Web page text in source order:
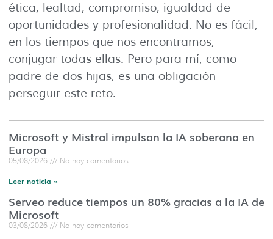
ética, lealtad, compromiso, igualdad de
oportunidades y profesionalidad. No es fácil,
en los tiempos que nos encontramos,
conjugar todas ellas. Pero para mí, como
padre de dos hijas, es una obligación
perseguir este reto.
Microsoft y Mistral impulsan la IA soberana en
Europa
05/08/2026 No hay comentarios
Leer noticia »
Serveo reduce tiempos un 80% gracias a la IA de
Microsoft
03/08/2026 No hay comentarios